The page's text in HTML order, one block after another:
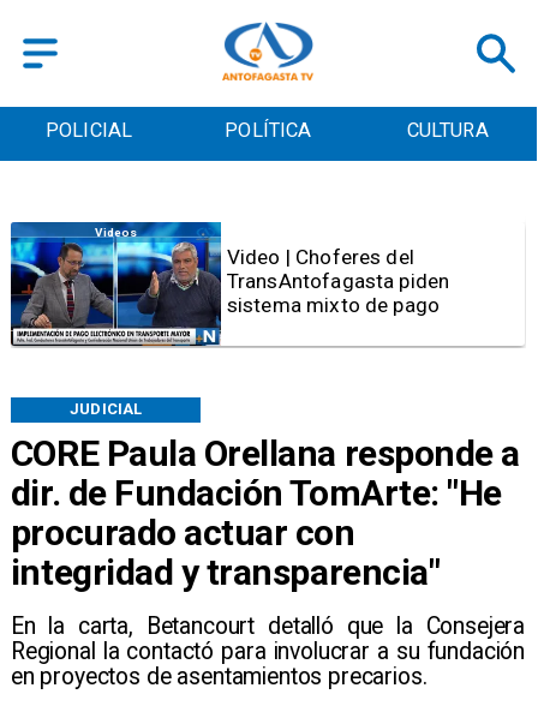
POLICIAL POLÍTICA CULTURA
CORE Paula Orellana responde a
dir. de Fundación TomArte: "He
procurado actuar con
integridad y transparencia"
En la carta, Betancourt detalló que la Consejera
Regional la contactó para involucrar a su fundación
en proyectos de asentamientos precarios.
JUDICIAL
Videos
Video | Choferes del
TransAntofagasta piden
sistema mixto de pago